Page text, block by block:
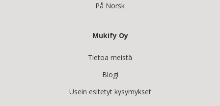
På Norsk
Mukify Oy
Tietoa meistä
Blogi
Usein esitetyt kysymykset